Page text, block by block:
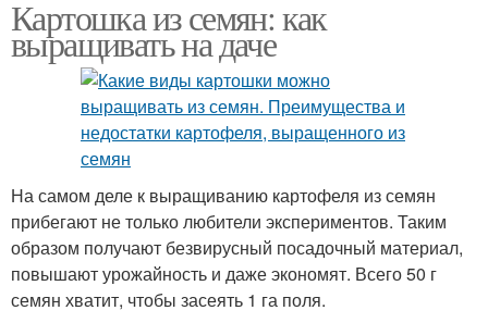
Картошка из семян: как
выращивать на даче
На самом деле к выращиванию картофеля из семян
прибегают не только любители экспериментов. Таким
образом получают безвирусный посадочный материал,
повышают урожайность и даже экономят. Всего 50 г
семян хватит, чтобы засеять 1 га поля.